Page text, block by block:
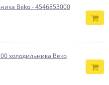
Beko - 4546853000
холодильника Beko